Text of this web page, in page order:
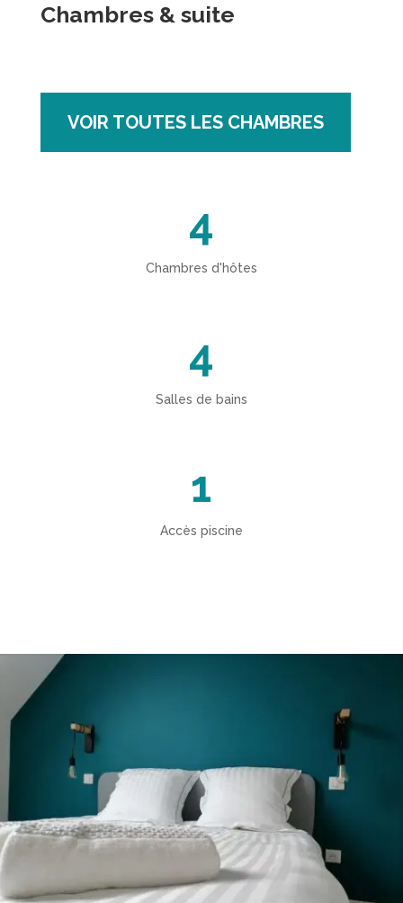
Chambres & suite
VOIR TOUTES LES CHAMBRES
4
Chambres d'hôtes
4
Salles de bains
1
Accès piscine